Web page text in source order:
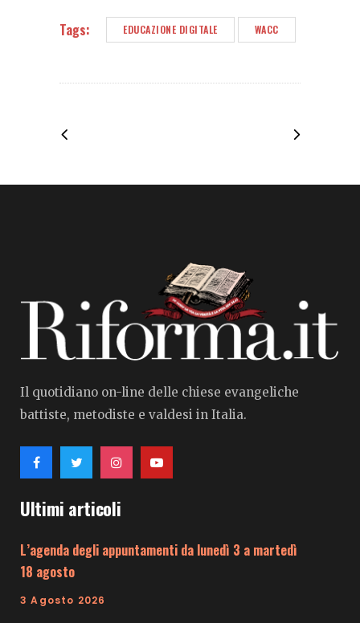
Tags: EDUCAZIONE DIGITALE WACC
Il quotidiano on-line delle chiese evangeliche
battiste, metodiste e valdesi in Italia.
Ultimi articoli
L’agenda degli appuntamenti da lunedì 3 a martedì
18 agosto
3 Agosto 2026